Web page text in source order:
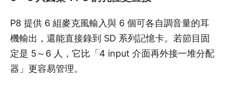
P8 提供 6 組麥克風輸入與 6 個可各自調音量的耳
機輸出，還能直接錄到 SD 系列記憶卡。若節目固
定是 5～6 人，它比「4 input 介面再外接一堆分配
器」更容易管理。